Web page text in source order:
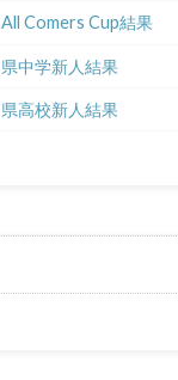
Comers Cup結果
中学新人結果
高校新人結果